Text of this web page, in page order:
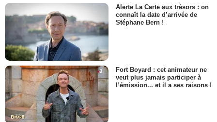
Alerte La Carte aux trésors : on
connaît la date d’arrivée de
Stéphane Bern !
Fort Boyard : cet animateur ne
veut plus jamais participer à
l’émission... et il a ses raisons !